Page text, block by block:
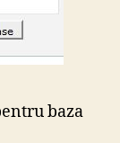
baza